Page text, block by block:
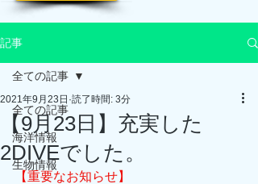
記事
全ての記事
海洋情報
生物情報
全ての記事
【9月23日】充実した
2DIVEでした。
2021年9月23日 読了時間: 3分
【重要なお知らせ】